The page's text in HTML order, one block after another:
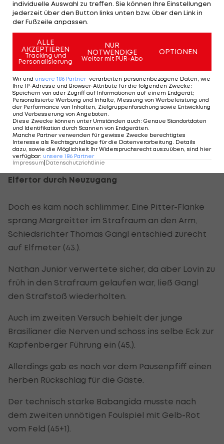
Doch auch die neuformierte Austria-Elf konnte
die Lücke nicht schließen, die die Abgänge von
Zlatko Junuzovic und Nacer Barazite gerissen hat.
Die Heimischen hatten wie schon in den
vorangegangenen zwei Frühjahrspartien
Probleme im Spielaufbau.
Gute Aktionen sahen die knapp über 7.000
Zuschauer in der ersten Hälfte nur selten, die
wenigen Chancen vergaben Simkovic (18.), Dilaver
(24.) und Tadic (36.). Schon nach rund 35 Minuten
setzte daher das erste Pfeifkonzert ein.
Elfertor durch Neuzugang
Doch es kam noch schlimmer. Eine Pitter-Flanke
sprang Margreitter im Strafraum an den Arm,
Schiedsrichter Thomas Gangl entschied zurecht
auf Elfmeter (43.).
Nathan Junior verwertete sicher, da aber Lovin zu
früh in den Strafraum gelaufen war, ließ Gangl
den Strafstoß wiederholten.
Auch im zweiten Versuch behielt der junge
Brasilianer die Nerven und schoss ins selbe Eck zur
Kapfenberger Führung ein (45.).
Allerdings gab es noch vor dem Pausenpfiff einen
herben Rückschlag für die Gäste.
Der technisch starke Babangida musste nach
dem zweiten unnötigen Foulspiel mit Gelb-Rot
vom Feld (45+1).
individuelle Auswahl zu treffen. Sie können Ihre Einstellungen
jederzeit über den Button links unten bzw. über den Link in
der Fußzeile anpassen.
ALLE
AKZEPTIEREN
Tracking und
Personalisierung
NUR
NOTWENDIGE
Weiter mit PUR-Abo
OPTIONEN
Wir und unsere 186 Partner verarbeiten personenbezogene Daten, wie
Ihre IP-Adresse und Browser-Attribute für die folgenden Zwecke:
Speichern von oder Zugriff auf Informationen auf einem Endgerät;
Personalisierte Werbung und Inhalte, Messung von Werbeleistung und
der Performance von Inhalten, Zielgruppenforschung sowie Entwicklung
und Verbesserung von Angeboten.
Diese Zwecke können unter Umständen auch: Genaue Standortdaten
und Identifikation durch Scannen von Endgeräten.
Manche Partner verwenden für gewisse Zwecke berechtigtes
Interesse als Rechtsgrundlage für die Datenverarbeitung. Details
dazu, sowie die Möglichkeit Ihr Widerspruchsrecht auszuüben, sind hier
verfügbar: unsere 186 Partner
Impressum Datenschutzrichtlinie